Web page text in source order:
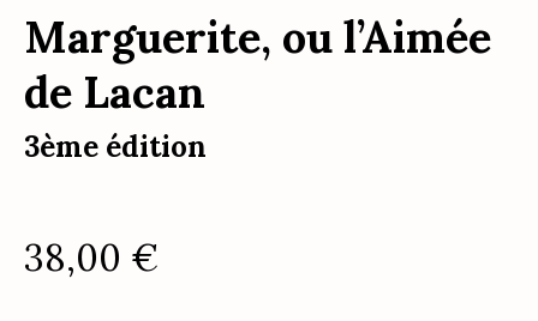
Marguerite, ou l’Aimée
de Lacan
3ème édition
38,00 €